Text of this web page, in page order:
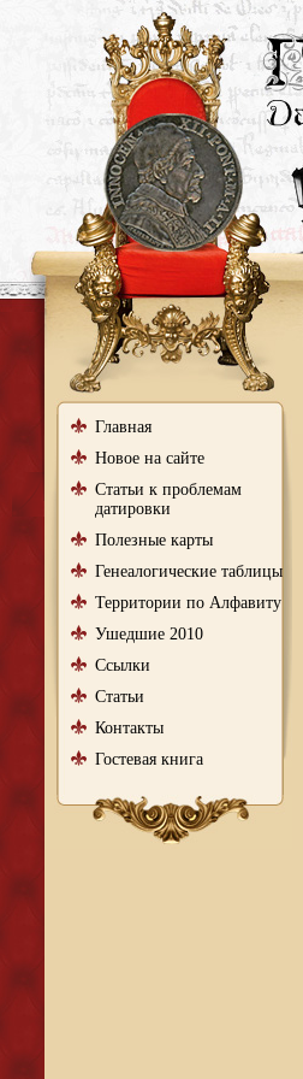
Главная
Новое на сайте
Статьи к проблемам
датировки
Полезные карты
Генеалогические таблицы
Территории по Алфавиту
Ушедшие 2010
Ссылки
Статьи
Контакты
Гостевая книга